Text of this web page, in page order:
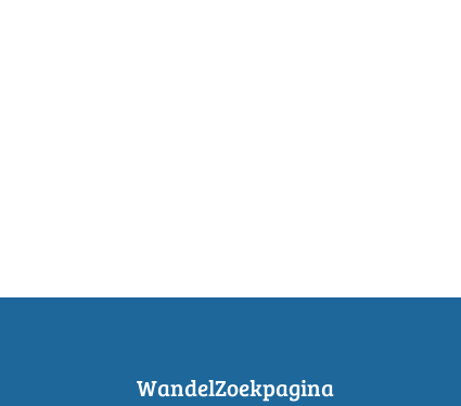
WandelZoekpagina